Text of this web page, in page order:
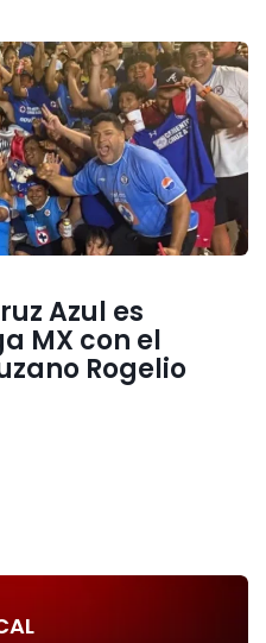
Azul es
MX con el
Rogelio